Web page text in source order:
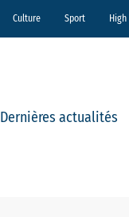
Culture Sport High
Dernières actualités